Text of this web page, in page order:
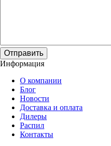
Отправить
Информация
О компании
Блог
Новости
Доставка и оплата
Дилеры
Распил
Контакты